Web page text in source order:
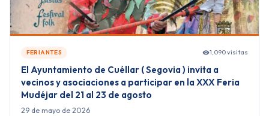
FERIANTES 1,090 visitas
El Ayuntamiento de Cuéllar ( Segovia ) invita a
vecinos y asociaciones a participar en la XXX Feria
Mudéjar del 21 al 23 de agosto
29 de mayo de 2026